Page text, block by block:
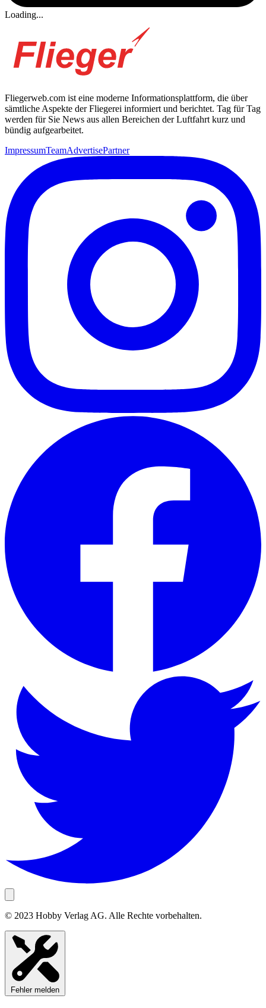
Loading...
Fliegerweb.com ist eine moderne Informationsplattform, die über
sämtliche Aspekte der Fliegerei informiert und berichtet. Tag für Tag
werden für Sie News aus allen Bereichen der Luftfahrt kurz und
bündig aufgearbeitet.
ImpressumTeamAdvertisePartner
© 2023 Hobby Verlag AG. Alle Rechte vorbehalten.
Fehler melden